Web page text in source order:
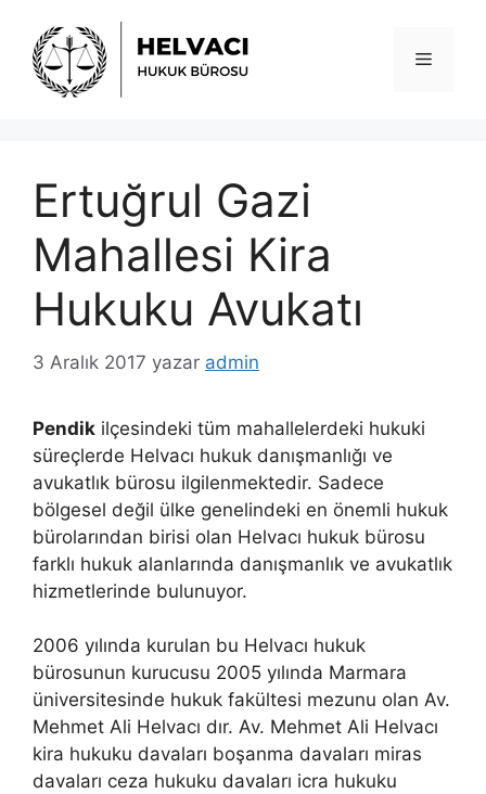
Menü
Ertuğrul Gazi
Mahallesi Kira
Hukuku Avukatı
3 Aralık 2017 yazar admin
Pendik ilçesindeki tüm mahallelerdeki hukuki
süreçlerde Helvacı hukuk danışmanlığı ve
avukatlık bürosu ilgilenmektedir. Sadece
bölgesel değil ülke genelindeki en önemli hukuk
bürolarından birisi olan Helvacı hukuk bürosu
farklı hukuk alanlarında danışmanlık ve avukatlık
hizmetlerinde bulunuyor.
2006 yılında kurulan bu Helvacı hukuk
bürosunun kurucusu 2005 yılında Marmara
üniversitesinde hukuk fakültesi mezunu olan Av.
Mehmet Ali Helvacı dır. Av. Mehmet Ali Helvacı
kira hukuku davaları boşanma davaları miras
davaları ceza hukuku davaları icra hukuku